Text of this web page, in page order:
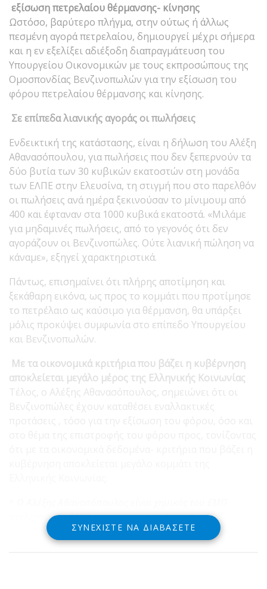
εξίσωση πετρελαίου θέρμανσης- κίνησης
Ωστόσο, βαρύτερο πλήγμα, στην ούτως ή άλλως
πεσμένη αγορά πετρελαίου, δημιουργεί μέχρι σήμερα
και η εν εξελίξει αδιέξοδη διαπραγμάτευση του
Υπουργείου Οικονομικών με τους εκπροσώπους της
Ομοσπονδίας Βενζινοπωλών για την εξίσωση του
φόρου πετρελαίου θέρμανσης και κίνησης.
Σε επίπεδα λιανικής αγοράς οι πωλήσεις
Ενδεικτική της κατάστασης, είναι η δήλωση του Αλέξη
Αθανασόπουλου, για πωλήσεις που δεν ξεπερνούν τα
δύο βυτία των 30 κυβικών εκατοστών στη μονάδα
των ΕΛΠΕ στην Ελευσίνα, τη στιγμή που στο παρελθόν
οι πωλήσεις ανά ημέρα ξεκινούσαν το μίνιμουμ από
400 και έφταναν στα 1000 κυβικά εκατοστά. «Μιλάμε
για μηδαμινές πωλήσεις, από το γεγονός ότι δεν
αγοράζουν οι Βενζινοπώλες. Ούτε λιανική πώληση να
κάναμε», εξηγεί χαρακτηριστικά.
Πάντως, επισημαίνει ότι πλήρης αποτίμηση και
ξεκάθαρη εικόνα, ως προς το κομμάτι που προτίμησε
το πετρέλαιο ως καύσιμο για θέρμανση, θα υπάρξει
μόλις προκύψει συμφωνία στο επίπεδο Υπουργείου
και Βενζινοπωλών.
Με τα οικονομικά κριτήρια που βάζει η κυβέρνηση
αποκλείεται μεγάλο μέρος της Ελληνικής Κοινωνίας
Τέλος, ο Αλέξης Αθανασόπουλος, σημειώνει ότι οι
Βενζινοπώλες έχουν καταθέσει εναλλακτικές
στέλεχος των ΕΛΠΕ, με καταγωγή από την Δωρίδα
ΣΥΝΕΧΊΣΤΕ ΝΑ ΔΙΑΒΆΣΕΤΕ